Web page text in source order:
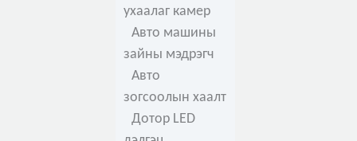
ухаалаг камер
Авто машины
зайны мэдрэгч
Авто
зогсоолын хаалт
Дотор LED